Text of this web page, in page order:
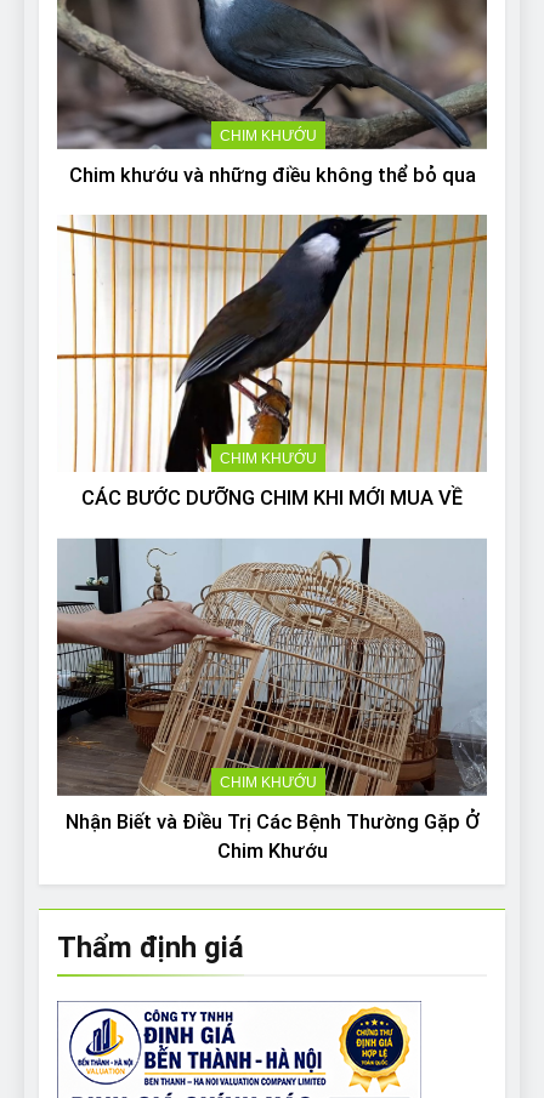
CHIM KHƯỚU
Chim khướu và những điều không thể bỏ qua
CHIM KHƯỚU
CÁC BƯỚC DƯỠNG CHIM KHI MỚI MUA VỀ
CHIM KHƯỚU
Nhận Biết và Điều Trị Các Bệnh Thường Gặp Ở
Chim Khướu
Thẩm định giá